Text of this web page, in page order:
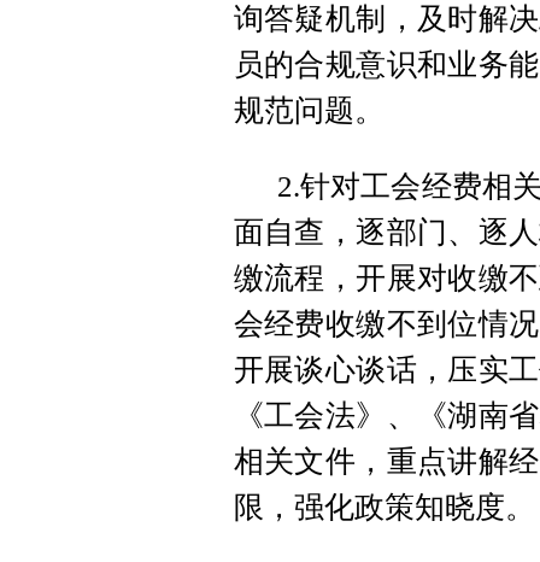
询答疑机制，及时解
员的合规意识和业务
规范问题。
2.针对工会经费相
面自查，逐部门、逐
缴流程，开展对收缴
会经费收缴不到位情
开展谈心谈话，压实
《工会法》、《湖南
相关文件，重点讲解
限，强化政策知晓度。